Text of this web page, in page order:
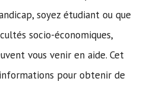
soyez étudiant ou que
socio-économiques,
vous venir en aide. Cet
pour obtenir de